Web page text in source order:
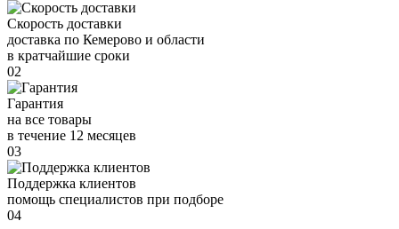
Скорость доставки
доставка по Кемерово и области
в кратчайшие сроки
02
Гарантия
на все товары
в течение 12 месяцев
03
Поддержка клиентов
помощь специалистов при подборе
04